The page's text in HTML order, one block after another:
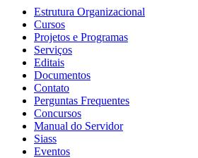
Estrutura Organizacional
Cursos
Projetos e Programas
Serviços
Editais
Documentos
Contato
Perguntas Frequentes
Concursos
Manual do Servidor
Siass
Eventos